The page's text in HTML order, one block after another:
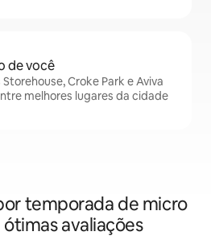
de você
Croke Park e Aviva
melhores lugares da cidade
temporada de micro
avaliações